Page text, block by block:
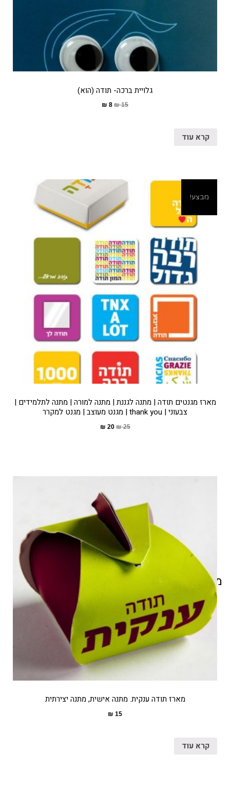
מוצרים קשורים
גלויית ברכה- תודה (הוא)
15
₪
8
₪
קרא עוד
מבצע!
מארז מגנטים תודה | מתנה לגננת | מתנה למורה | מתנה לתלמידים |
צבעוני | thank you | מגנט מעוצב | מגנט למקרר
25
₪
20
₪
מארז תודה ענקית. מתנה אישית, מתנה יצירתית
15
₪
קרא עוד